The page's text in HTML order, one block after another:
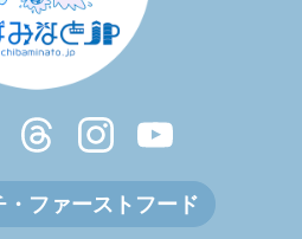
・ファーストフード